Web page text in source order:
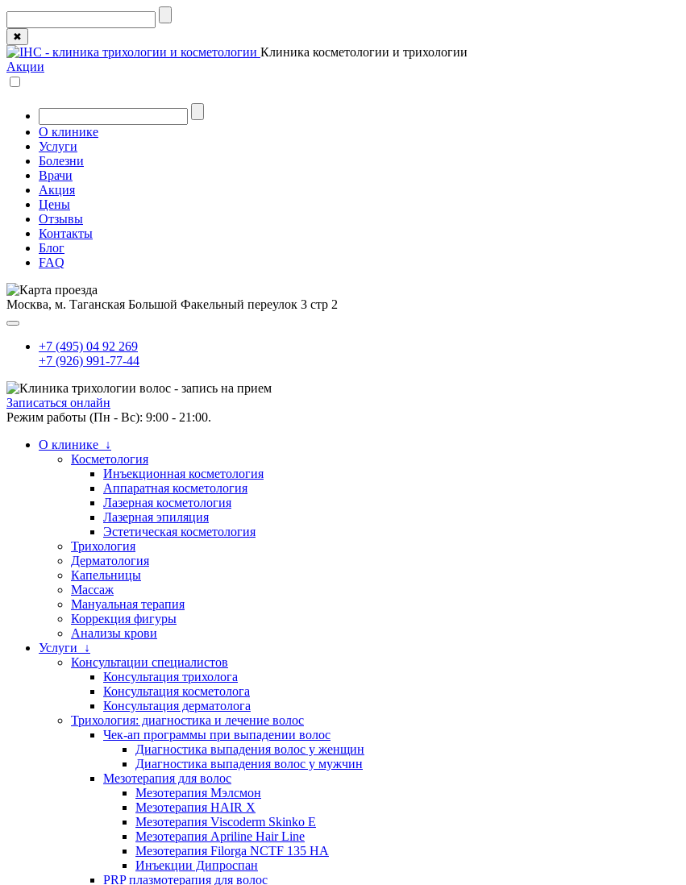
✖
Клиника косметологии и трихологии
Акции
О клинике
Услуги
Болезни
Врачи
Акция
Цены
Отзывы
Контакты
Блог
FAQ
Москва, м. Таганская Большой Факельный переулок 3 стр 2
+7 (495) 04 92 269
+7 (926) 991-77-44
Записаться онлайн
Режим работы (Пн - Вс): 9:00 - 21:00.
О клинике ↓
Косметология
Инъекционная косметология
Аппаратная косметология
Лазерная косметология
Лазерная эпиляция
Эстетическая косметология
Трихология
Дерматология
Капельницы
Массаж
Мануальная терапия
Коррекция фигуры
Анализы крови
Услуги ↓
Консультации специалистов
Консультация трихолога
Консультация косметолога
Консультация дерматолога
Трихология: диагностика и лечение волос
Чек-ап программы при выпадении волос
Диагностика выпадения волос у женщин
Диагностика выпадения волос у мужчин
Мезотерапия для волос
Мезотерапия Мэлсмон
Мезотерапия HAIR X
Мезотерапия Viscoderm Skinko E
Мезотерапия Apriline Hair Line
Мезотерапия Filorga NCTF 135 HA
Инъекции Дипроспан
PRP плазмотерапия для волос